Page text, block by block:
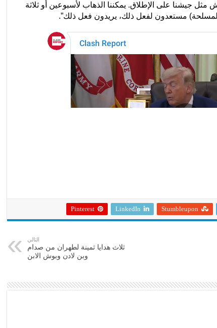
جيشنا على الإطلاق. يمكننا الذهاب لأسبوعين أو ثلاثة
المسلحة) مستعدون لفعل ذلك، يريدون فعل ذلك”.
Stumbleupon
LinkedIn
Pinterest
التالي
ثلاث هدايا ثمينة لطهران من صدام
وبن لادن وبوش الابن